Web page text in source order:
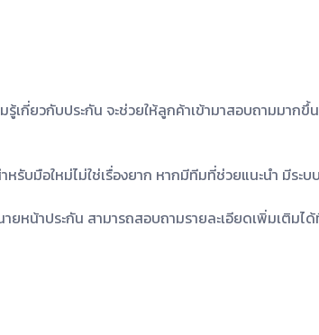
รู้เกี่ยวกับประกัน จะช่วยให้ลูกค้าเข้ามาสอบถามมากขึ้น
หรับมือใหม่ไม่ใช่เรื่องยาก หากมีทีมที่ช่วยแนะนำ มีร
ยหน้าประกัน สามารถสอบถามรายละเอียดเพิ่มเติมไ